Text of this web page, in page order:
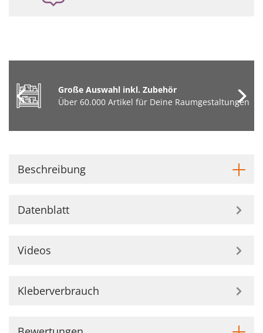
Große Auswahl inkl. Zubehör
Über 60.000 Artikel für Deine Raumgestaltungen
Beschreibung
Datenblatt
Videos
Kleberverbrauch